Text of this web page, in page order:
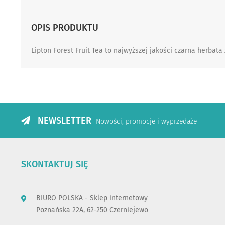
images
gallery
OPIS PRODUKTU
Lipton Forest Fruit Tea to najwyższej jakości czarna
NEWSLETTER Nowości, promocje i wyprzedaże
SKONTAKTUJ SIĘ
BIURO POLSKA - Sklep internetowy
Poznańska 22A, 62-250 Czerniejewo